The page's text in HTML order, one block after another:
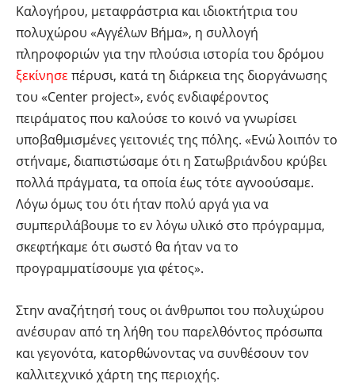
Καλογήρου, μεταφράστρια και ιδιοκτήτρια του
πολυχώρου «Αγγέλων Βήμα», η συλλογή
πληροφοριών για την πλούσια ιστορία του δρόμου
ξεκίνησε πέρυσι, κατά τη διάρκεια της διοργάνωσης
του «Center project», ενός ενδιαφέροντος
πειράματος που καλούσε το κοινό να γνωρίσει
υποβαθμισμένες γειτονιές της πόλης. «Ενώ λοιπόν το
στήναμε, διαπιστώσαμε ότι η Σατωβριάνδου κρύβει
πολλά πράγματα, τα οποία έως τότε αγνοούσαμε.
Λόγω όμως του ότι ήταν πολύ αργά για να
συμπεριλάβουμε το εν λόγω υλικό στο πρόγραμμα,
σκεφτήκαμε ότι σωστό θα ήταν να το
προγραμματίσουμε για φέτος».
Στην αναζήτησή τους οι άνθρωποι του πολυχώρου
ανέσυραν από τη λήθη του παρελθόντος πρόσωπα
και γεγονότα, κατορθώνοντας να συνθέσουν τον
καλλιτεχνικό χάρτη της περιοχής.